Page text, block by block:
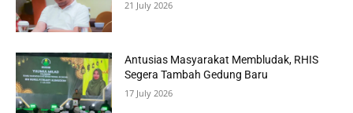
21 July 2026
Antusias Masyarakat Membludak, RHIS
Segera Tambah Gedung Baru
17 July 2026